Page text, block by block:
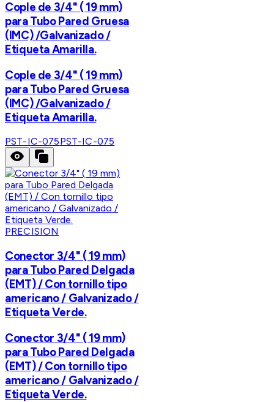
Cople de 3/4" ( 19 mm)
para Tubo Pared Gruesa
(IMC) /Galvanizado /
Etiqueta Amarilla.
Cople de 3/4" ( 19 mm)
para Tubo Pared Gruesa
(IMC) /Galvanizado /
Etiqueta Amarilla.
PST-IC-075PST-IC-075
PRECISION
Conector 3/4" ( 19 mm)
para Tubo Pared Delgada
(EMT) / Con tornillo tipo
americano / Galvanizado /
Etiqueta Verde.
Conector 3/4" ( 19 mm)
para Tubo Pared Delgada
(EMT) / Con tornillo tipo
americano / Galvanizado /
Etiqueta Verde.